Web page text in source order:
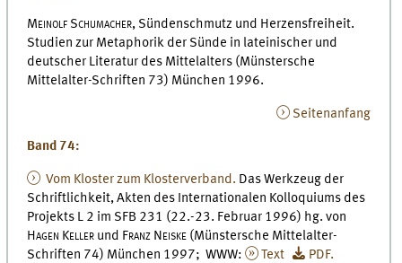
Meinolf Schumacher, Sündenschmutz und Herzensfreiheit.
Studien zur Metaphorik der Sünde in lateinischer und
deutscher Literatur des Mittelalters (Münstersche
Mittelalter-Schriften 73) München 1996.
Seitenanfang
Band 74:
Vom Kloster zum Klosterverband. Das Werkzeug der
Schriftlichkeit, Akten des Internationalen Kolloquiums des
Projekts L 2 im SFB 231 (22.-23. Februar 1996) hg. von
Hagen Keller und Franz Neiske (Münstersche Mittelalter-
Schriften 74) München 1997; WWW:
Text PDF.